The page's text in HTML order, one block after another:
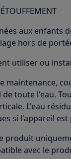
aux enfants
hors de
utiliser ou
maintenance,
toute l'eau.
L'eau
si l'appareil est
produit
avec le